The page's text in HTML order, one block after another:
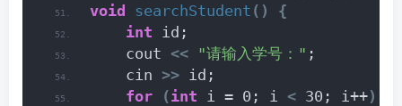
void
searchStudent ()
{
int id;
    cout
<< "请输入学号：" ;
    cin
>> id;
for
(int i = 0; i < 30; i++)